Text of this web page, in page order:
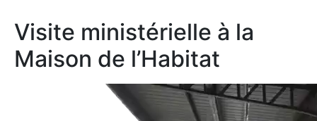
Visite ministérielle à la
Maison de l’Habitat